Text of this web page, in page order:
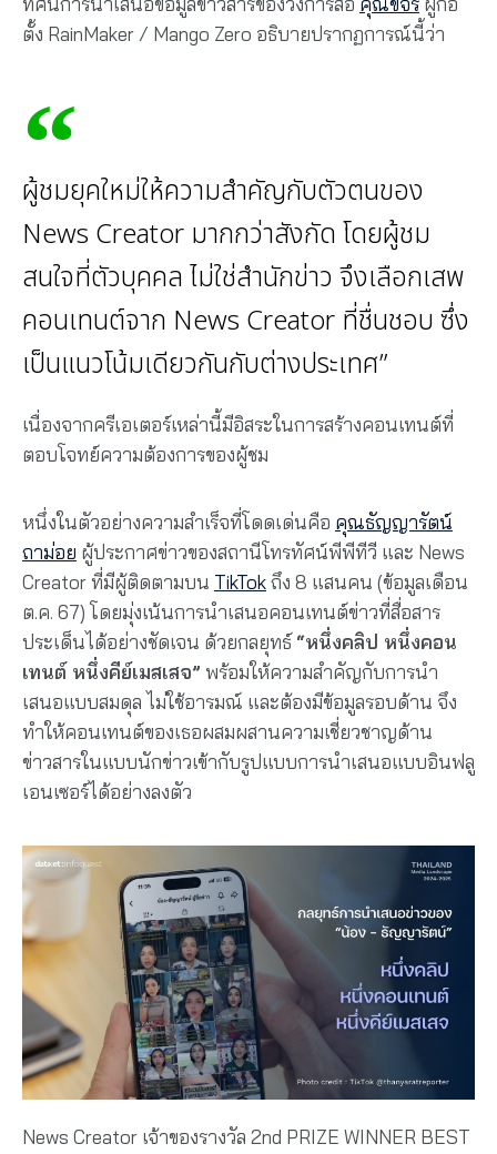
ตั้ง RainMaker / Mango Zero อธิบายปรากฏการณ์นี้ว่า
ผู้ชมยุคใหม่ให้ความสำคัญกับตัวตนของ
News Creator มากกว่าสังกัด โดยผู้ชม
สนใจที่ตัวบุคคล ไม่ใช่สำนักข่าว จึงเลือกเสพ
คอนเทนต์จาก News Creator ที่ชื่นชอบ ซึ่ง
เป็นแนวโน้มเดียวกันกับต่างประเทศ”
เนื่องจากครีเอเตอร์เหล่านี้มีอิสระในการสร้างคอนเทนต์ที่
ตอบโจทย์ความต้องการของผู้ชม
หนึ่งในตัวอย่างความสำเร็จที่โดดเด่นคือ คุณธัญญารัตน์
ถาม่อย ผู้ประกาศข่าวของสถานีโทรทัศน์พีพีทีวี และ News
Creator ที่มีผู้ติดตามบน TikTokถึง 8 แสนคน (ข้อมูลเดือน
ต.ค. 67) โดยมุ่งเน้นการนำเสนอคอนเทนต์ข่าวที่สื่อสาร
ประเด็นได้อย่างชัดเจน ด้วยกลยุทธ์ “หนึ่งคลิป หนึ่งคอน
เทนต์ หนึ่งคีย์เมสเสจ” พร้อมให้ความสำคัญกับการนำ
เสนอแบบสมดุล ไม่ใช้อารมณ์ และต้องมีข้อมูลรอบด้าน จึง
ทำให้คอนเทนต์ของเธอผสมผสานความเชี่ยวชาญด้าน
ข่าวสารในแบบนักข่าวเข้ากับรูปแบบการนำเสนอแบบอินฟลู
เอนเซอร์ได้อย่างลงตัว
News Creator เจ้าของรางวัล 2nd PRIZE WINNER BEST